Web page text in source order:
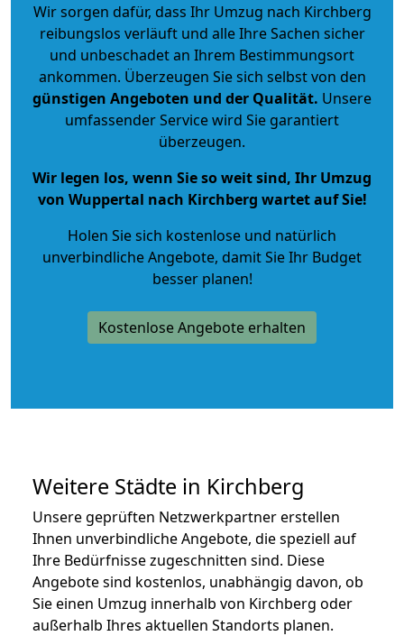
Wir sorgen dafür, dass Ihr Umzug nach Kirchberg
reibungslos verläuft und alle Ihre Sachen sicher
und unbeschadet an Ihrem Bestimmungsort
ankommen. Überzeugen Sie sich selbst von den
günstigen Angeboten und der Qualität. Unsere
umfassender Service wird Sie garantiert
überzeugen.
Wir legen los, wenn Sie so weit sind, Ihr Umzug
von Wuppertal nach Kirchberg wartet auf Sie!
Holen Sie sich kostenlose und natürlich
unverbindliche Angebote, damit Sie Ihr Budget
besser planen!
Kostenlose Angebote erhalten
Weitere Städte in Kirchberg
Unsere geprüften Netzwerkpartner erstellen
Ihnen unverbindliche Angebote, die speziell auf
Ihre Bedürfnisse zugeschnitten sind. Diese
Angebote sind kostenlos, unabhängig davon, ob
Sie einen Umzug innerhalb von Kirchberg oder
außerhalb Ihres aktuellen Standorts planen.